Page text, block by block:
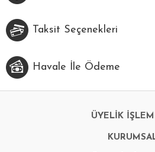
Taksit Seçenekleri
Havale İle Ödeme
ÜYELİK